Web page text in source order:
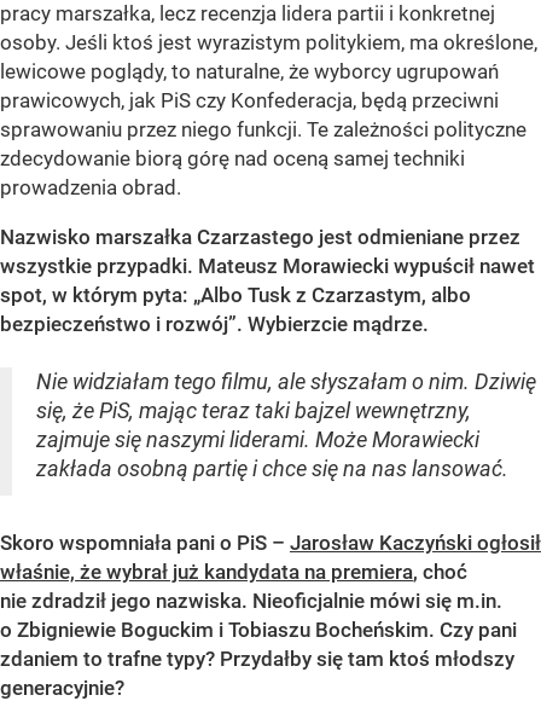
pracy marszałka, lecz recenzja lidera partii i konkretnej
osoby. Jeśli ktoś jest wyrazistym politykiem, ma określone,
lewicowe poglądy, to naturalne, że wyborcy ugrupowań
prawicowych, jak PiS czy Konfederacja, będą przeciwni
sprawowaniu przez niego funkcji. Te zależności polityczne
zdecydowanie biorą górę nad oceną samej techniki
prowadzenia obrad.
Nazwisko marszałka Czarzastego jest odmieniane przez
wszystkie przypadki. Mateusz Morawiecki wypuścił nawet
spot, w którym pyta: „Albo Tusk z Czarzastym, albo
bezpieczeństwo i rozwój”. Wybierzcie mądrze.
Nie widziałam tego filmu, ale słyszałam o nim. Dziwię
się, że PiS, mając teraz taki bajzel wewnętrzny,
zajmuje się naszymi liderami. Może Morawiecki
zakłada osobną partię i chce się na nas lansować.
Skoro wspomniała pani o PiS – Jarosław Kaczyński ogłosił
właśnie, że wybrał już kandydata na premiera, choć
nie zdradził jego nazwiska. Nieoficjalnie mówi się m.in.
o Zbigniewie Boguckim i Tobiaszu Bocheńskim. Czy pani
zdaniem to trafne typy? Przydałby się tam ktoś młodszy
generacyjnie?